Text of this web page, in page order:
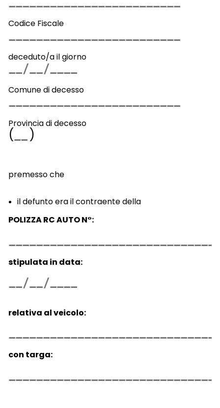
Codice Fiscale
deceduto/a il giorno
Comune di decesso
Provincia di decesso
( )
premesso che
il defunto era il contraente della
POLIZZA RC AUTO N°:
stipulata in data:
relativa al veicolo:
con targa: